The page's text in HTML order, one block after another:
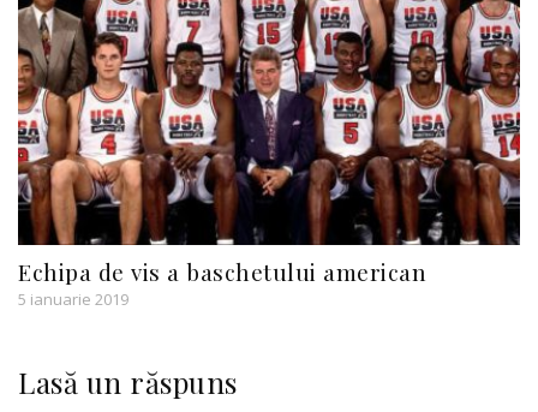
Echipa de vis a baschetului american
5 ianuarie 2019
Lasă un răspuns